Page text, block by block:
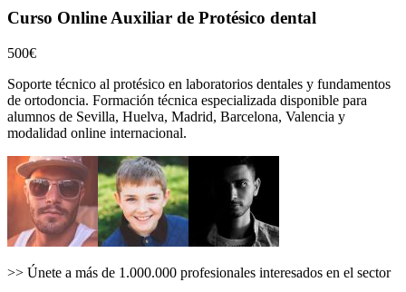
Curso Online Auxiliar de Protésico dental
500€
Soporte técnico al protésico en laboratorios dentales y fundamentos
de ortodoncia. Formación técnica especializada disponible para
alumnos de Sevilla, Huelva, Madrid, Barcelona, Valencia y
modalidad online internacional.
>> Únete a más de 1.000.000 profesionales interesados en el sector